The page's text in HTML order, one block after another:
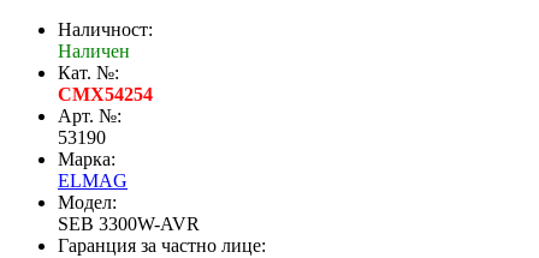
Наличност:
Наличен
Кат. №:
CMX54254
Арт. №:
53190
Марка:
ELMAG
Модел:
SEB 3300W-AVR
Гаранция за частно лице: